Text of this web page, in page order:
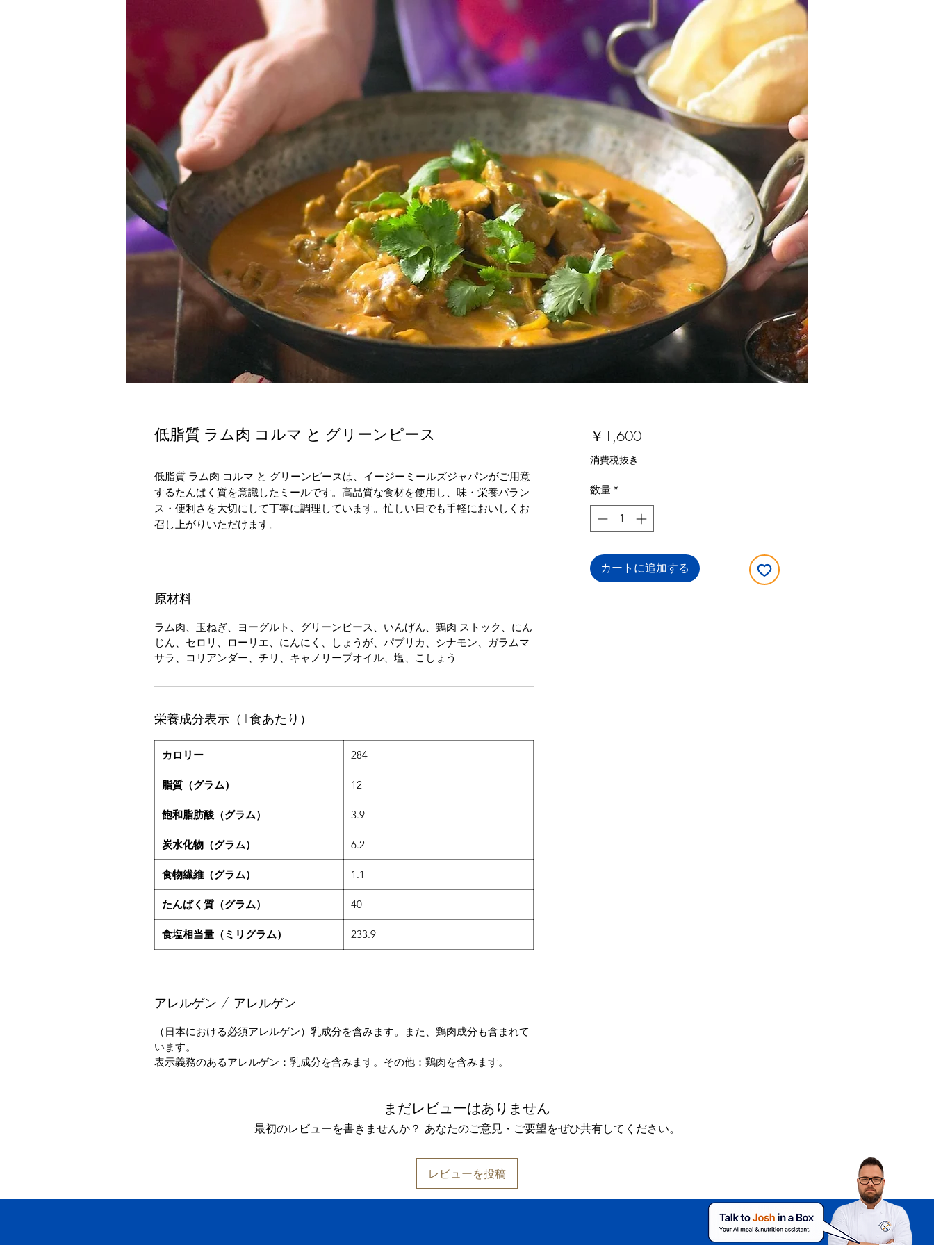
低脂質 ラム肉 コルマ と グリーンピース
低脂質 ラム肉 コルマ と グリーンピースは、イージーミールズジャパンがご用意
するたんぱく質を意識したミールです。高品質な食材を使用し、味・栄養バラン
ス・便利さを大切にして丁寧に調理しています。忙しい日でも手軽においしくお
召し上がりいただけます。
原材料
ラム肉、玉ねぎ、ヨーグルト、グリーンピース、いんげん、鶏肉 ストック、にん
じん、セロリ、ローリエ、にんにく、しょうが、パプリカ、シナモン、ガラムマ
サラ、コリアンダー、チリ、キャノリーブオイル、塩、こしょう
栄養成分表示（1食あたり）
カロリー 284
脂質（グラム） 12
飽和脂肪酸（グラム） 3.9
炭水化物（グラム） 6.2
食物繊維（グラム） 1.1
たんぱく質（グラム） 40
食塩相当量（ミリグラム） 233.9
アレルゲン / アレルゲン
（日本における必須アレルゲン）乳成分を含みます。また、鶏肉成分も含まれて
います。
表示義務のあるアレルゲン：乳成分を含みます。その他：鶏肉を含みます。
￥1,600価
消費税抜き
数量 *
カートに追加する
まだレビューはありません
最初のレビューを書きませんか？ あなたのご意見・ご要望をぜひ共有してください。
レビューを投稿